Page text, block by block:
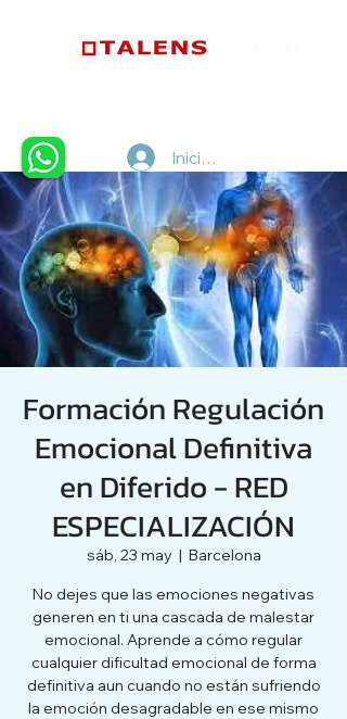
Iniciar sesión
Formación Regulación
Emocional Definitiva
en Diferido - RED
ESPECIALIZACIÓN
sáb, 23 may
  |
Barcelona
No dejes que las emociones negativas
generen en ti una cascada de malestar
emocional. Aprende a cómo regular
cualquier dificultad emocional de forma
definitiva aun cuando no están sufriendo
la emoción desagradable en ese mismo